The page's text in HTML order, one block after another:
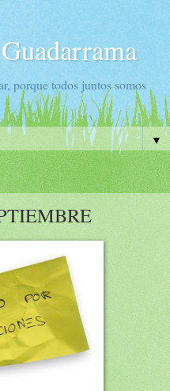
porque todos juntos somos
▼